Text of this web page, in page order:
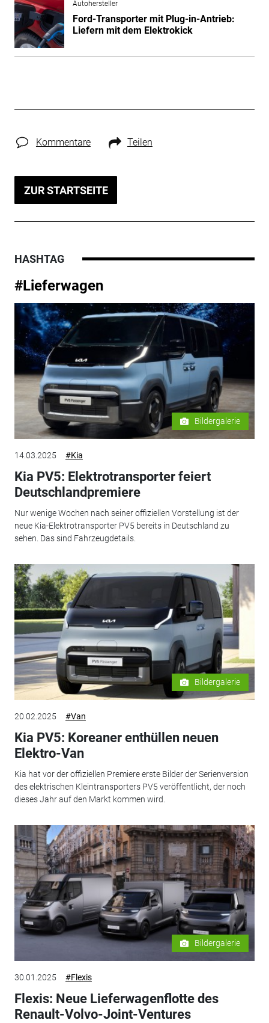
Autohersteller
Ford-Transporter mit Plug-in-Antrieb:
Liefern mit dem Elektrokick
Kommentare Teilen
ZUR STARTSEITE
HASHTAG
#Lieferwagen
Bildergalerie
14.03.2025 #Kia
Kia PV5: Elektrotransporter feiert
Deutschlandpremiere
Nur wenige Wochen nach seiner offiziellen Vorstellung ist der
neue Kia-Elektrotransporter PV5 bereits in Deutschland zu
sehen. Das sind Fahrzeugdetails.
Bildergalerie
20.02.2025 #Van
Kia PV5: Koreaner enthüllen neuen
Elektro-Van
Kia hat vor der offiziellen Premiere erste Bilder der Serienversion
des elektrischen Kleintransporters PV5 veröffentlicht, der noch
dieses Jahr auf den Markt kommen wird.
Bildergalerie
30.01.2025 #Flexis
Flexis: Neue Lieferwagenflotte des
Renault-Volvo-Joint-Ventures